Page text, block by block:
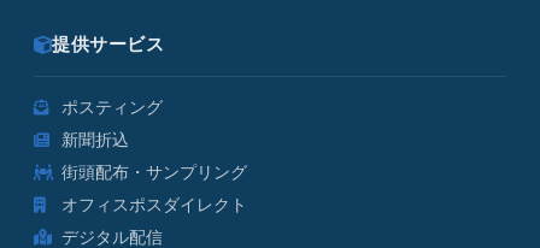
提供サービス
ポスティング
新聞折込
街頭配布・サンプリング
オフィスポスダイレクト
デジタル配信